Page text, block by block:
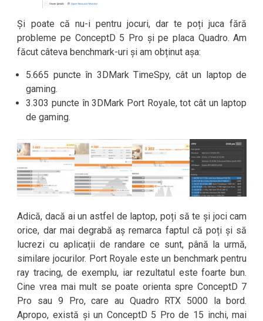
Și poate că nu-i pentru jocuri, dar te poți juca fără
probleme pe ConceptD 5 Pro și pe placa Quadro. Am
făcut câteva benchmark-uri și am obținut așa:
5.665 puncte în 3DMark TimeSpy, cât un laptop de
gaming.
3.303 puncte în 3DMark Port Royale, tot cât un laptop
de gaming.
Adică, dacă ai un astfel de laptop, poți să te și joci cam
orice, dar mai degrabă aș remarca faptul că poți și să
lucrezi cu aplicații de randare ce sunt, până la urmă,
similare jocurilor. Port Royale este un benchmark pentru
ray tracing, de exemplu, iar rezultatul este foarte bun.
Cine vrea mai mult se poate orienta spre ConceptD 7
Pro sau 9 Pro, care au Quadro RTX 5000 la bord.
Apropo, există și un ConceptD 5 Pro de 15 inchi, mai